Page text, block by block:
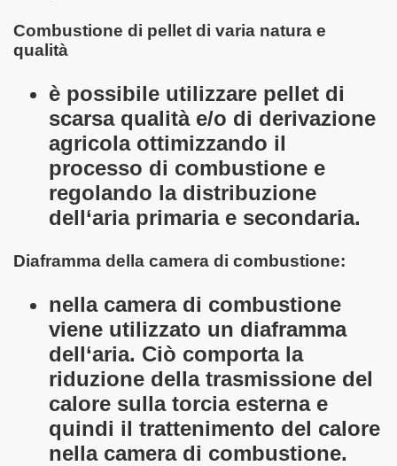
Combustione di pellet di varia natura e
qualità
è possibile utilizzare pellet di
scarsa qualità e/o di derivazione
agricola ottimizzando il
processo di combustione e
regolando la distribuzione
dell‘aria primaria e secondaria.
Diaframma della camera di combustione:
nella camera di combustione
viene utilizzato un diaframma
dell‘aria. Ciò comporta la
riduzione della trasmissione del
calore sulla torcia esterna e
quindi il trattenimento del calore
nella camera di combustione.